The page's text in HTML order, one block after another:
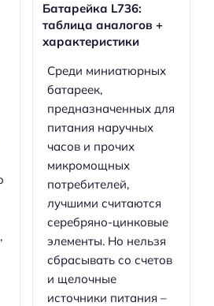
Батарейка L736:
таблица аналогов +
характеристики
Среди миниатюрных
батареек,
предназначенных для
питания наручных
часов и прочих
микромощных
потребителей,
лучшими считаются
серебряно-цинковые
элементы. Но нельзя
сбрасывать со счетов
и щелочные
источники питания –